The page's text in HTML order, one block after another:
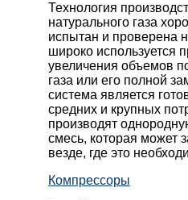
Технология
натурального газа
испытан и проверена
широко используется
увеличения объемов
газа или его полной
система является
средних и крупных
производят
смесь, которая может
везде, где это
Компрессоры